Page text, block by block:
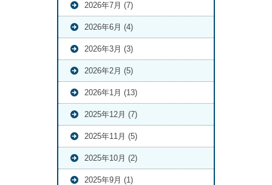
2026年7月 (7)
2026年6月 (4)
2026年3月 (3)
2026年2月 (5)
2026年1月 (13)
2025年12月 (7)
2025年11月 (5)
2025年10月 (2)
2025年9月 (1)